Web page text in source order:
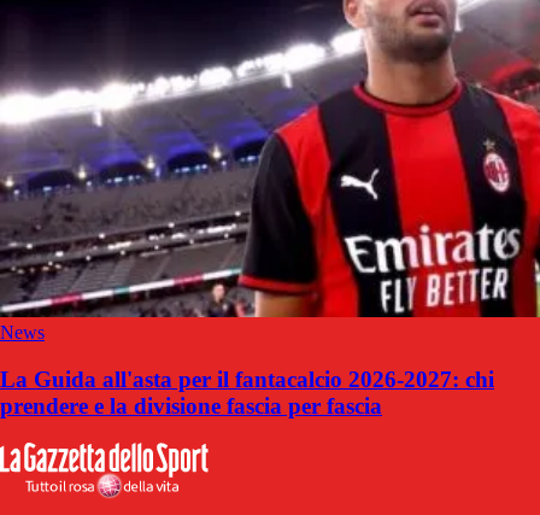
News
La Guida all'asta per il fantacalcio 2026-2027: chi
prendere e la divisione fascia per fascia